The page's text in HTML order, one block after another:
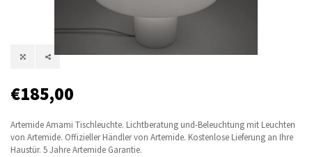
€185,00
Artemide Amami Tischleuchte. Lichtberatung und-Beleuchtung mit Leuchten
von Artemide. Offizieller Händler von Artemide. Kostenlose Lieferung an Ihre
Haustür. 5 Jahre Artemide Garantie.